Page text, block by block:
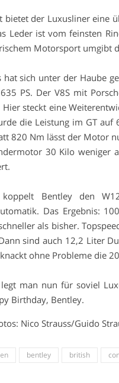
bietet der Luxusliner eine
Leder ist vom feinsten
Motorsport umgibt
hat sich unter der Haube
PS. Der V8S mit
steckt eine
die Leistung im GT auf
820 Nm lässt der Motor
30 Kilo weniger
koppelt Bentley den
Das Ergebnis:
als bisher.
sind auch 12,2 Liter
ohne Probleme die
man nun für soviel
Birthday, Bentley.
Nico Strauss/Guido
bentley british